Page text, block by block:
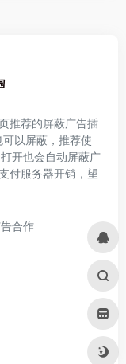
推荐的屏蔽广告插
可以屏蔽，推荐使
开也会自动屏蔽广
付服务器开销，望
合作